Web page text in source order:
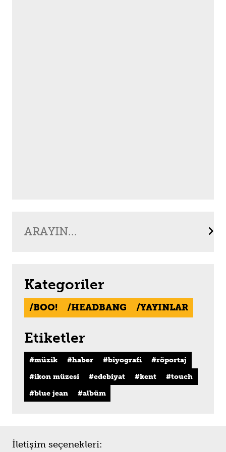
Kategoriler
BOO! HEADBANG YAYINLAR
Etiketler
müzik haber biyografi
röportaj
ikon müzesi
edebiyat kent
touch
blue jean
albüm
İletişim seçenekleri: